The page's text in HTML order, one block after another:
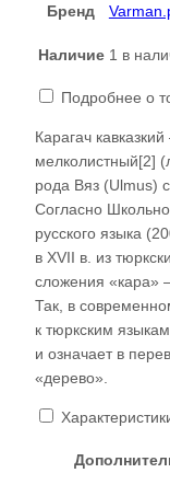
Бренд
Наличие 1 в
Подробнее о
Карагач
мелколистный[2]
рода Вяз (Ulmus)
Согласно
русского языка
в XVII в. из
сложения «кара»
Так, в
к тюркским
и означает в
«дерево».